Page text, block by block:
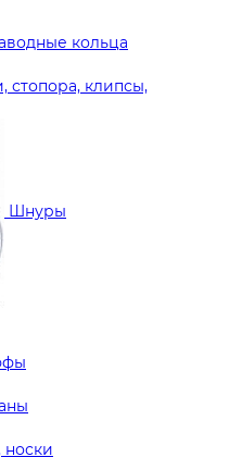
кольца
стопора, клипсы,
Шнуры
носки